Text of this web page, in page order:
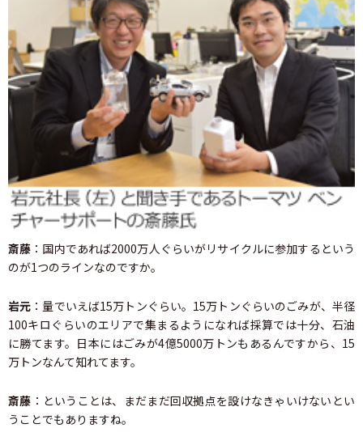
斎藤 ：国内であれば2000万人ぐらいがリサイクルに参加するという
のが1つのラインなのですか。
岩元 ：量でいえば15万トンぐらい。15万トンぐらいのごみが、半径
100キロぐらいのエリアで集まるようになれば採算では十分、石油
に勝てます。日本にはごみが4億5000万トンもあるんですから、15
万トンなんて知れてます。
斎藤 ：ということは、まだまだ回収拠点を設けなきゃいけないとい
うことでもありますね。